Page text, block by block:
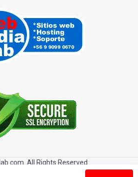
All Rights Reserved
Política de privacidad